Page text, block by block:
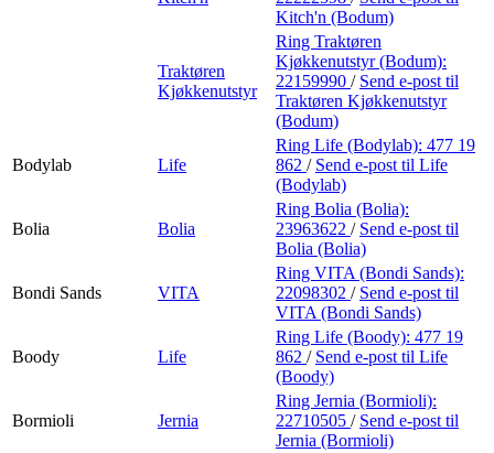
Kitch'n (Bodum)
Traktøren
Kjøkkenutstyr
Ring Traktøren
Kjøkkenutstyr (Bodum):
22159990 / Send e-post til
Traktøren Kjøkkenutstyr
(Bodum)
Bodylab Life
Ring Life (Bodylab): 477 19
862 / Send e-post til Life
(Bodylab)
Bolia Bolia
Ring Bolia (Bolia):
23963622 / Send e-post til
Bolia (Bolia)
Bondi Sands VITA
Ring VITA (Bondi Sands):
22098302 / Send e-post til
VITA (Bondi Sands)
Boody Life
Ring Life (Boody): 477 19
862 / Send e-post til Life
(Boody)
Bormioli Jernia
Ring Jernia (Bormioli):
22710505 / Send e-post til
Jernia (Bormioli)